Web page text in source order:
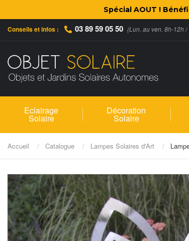
Spécial AOUT !
Conseils et infos : 03 89 59 05 50 (Lun. au ven. 8h-12h
Eclairage
Solaire
Décoration
Solaire
Accueil Catalogue Lampes Solaires d'Art